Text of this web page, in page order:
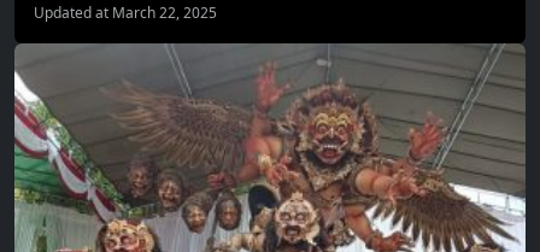
Updated at March 22, 2025